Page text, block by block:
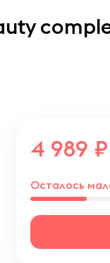
4 989
Осталось